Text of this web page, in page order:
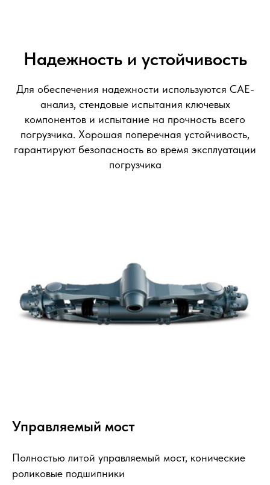
Надежность и устойчивость
Для обеспечения надежности используются CAE-
анализ, стендовые испытания ключевых
компонентов и испытание на прочность всего
погрузчика. Хорошая поперечная устойчивость,
гарантируют безопасность во время эксплуатации
погрузчика
Управляемый мост
Полностью литой управляемый мост, конические
роликовые подшипники